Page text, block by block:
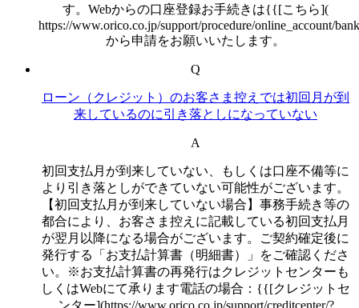
す。Webからの口座登録お手続きは{{[こちら](
https://www.orico.co.jp/support/procedure/online_account/
から申請をお願いいたします。
Q
ローン（クレジット）のお客さま控えでは初回月が到
来しているのに引き落としになっていない
A
初回支払月が到来していない、もしくは口座不備等に
より引き落としができていない可能性がございます。
【初回支払月が到来していない場合】事務手続き等の
都合により、お客さま控えに記載している初回支払月
が翌月以降になる場合がございます。ご契約確定後に
発行する「お支払計算書（明細書）」をご確認くださ
い。※お支払計算書の再発行はクレジットセンターも
しくはWebにて承ります電話の場合：{{[クレジットセ
ンター](https://www.orico.co.jp/support/creditcenter/?